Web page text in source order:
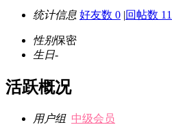
统计信息 好友数 0 |回帖数 11
性别保密
生日-
活跃概况
用户组 中级会员